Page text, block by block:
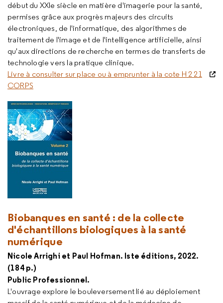
début du XXIe siècle en matière d'imagerie pour la santé,
permises grâce aux progrès majeurs des circuits
électroniques, de l'informatique, des algorithmes de
traitement de l'image et de l'intelligence artificielle, ainsi
qu'aux directions de recherche en termes de transferts de
technologie vers la pratique clinique.
Livre à consulter sur place ou à emprunter à la cote H 2 21
CORPS
Biobanques en santé : de la collecte
d'échantillons biologiques à la santé
numérique
Nicole Arrighi et Paul Hofman. Iste éditions, 2022.
(184 p.)
Public Professionnel.
L'ouvrage explore le bouleversement lié au déploiement